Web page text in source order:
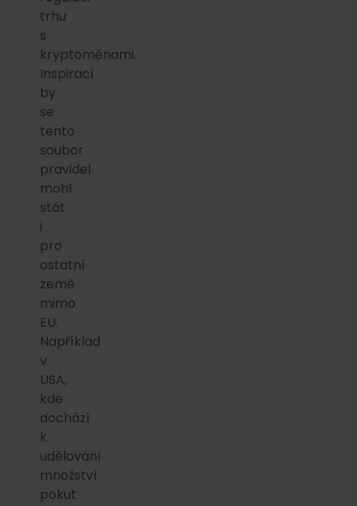
trhu
s
kryptoměnami.
Inspirací
by
se
tento
soubor
pravidel
mohl
stát
i
pro
ostatní
země
mimo
EU.
Například
v
USA,
kde
dochází
k
udělování
množství
pokut